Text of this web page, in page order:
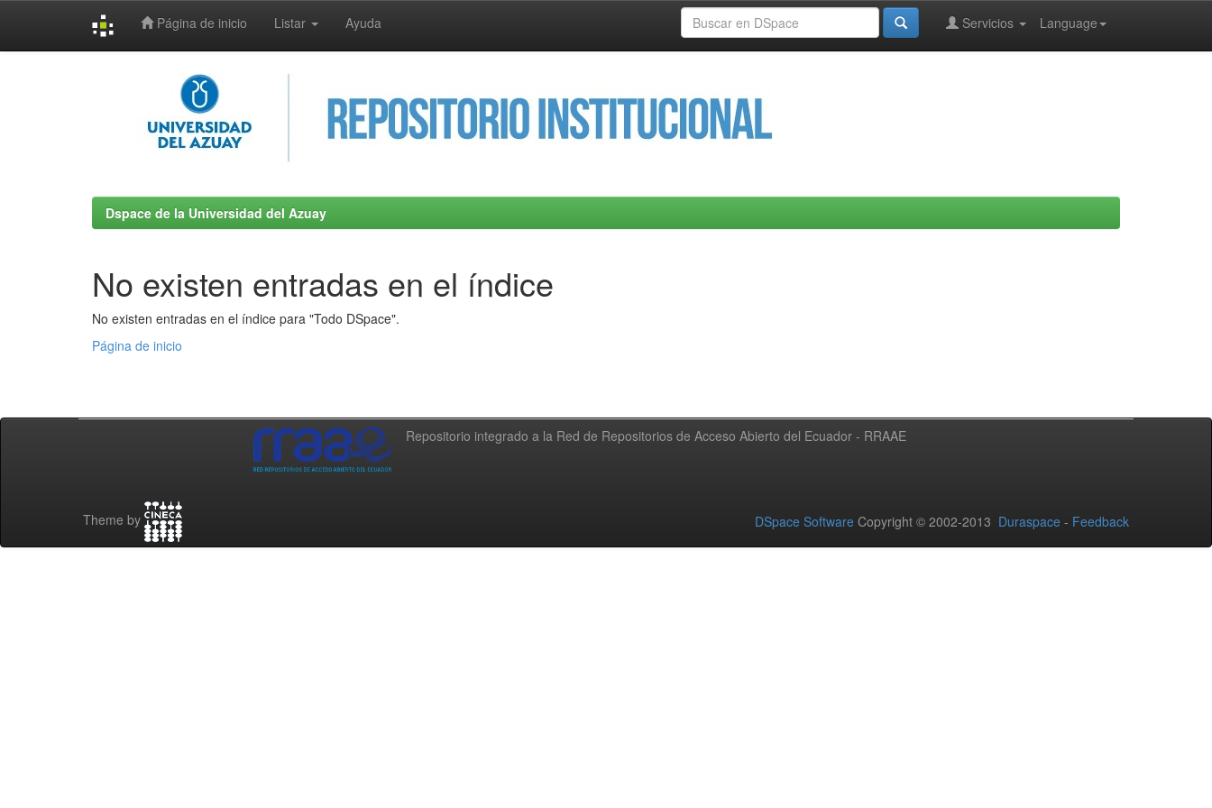
Página de inicio Listar Ayuda Language
Servicios
Dspace de la Universidad del Azuay
No existen entradas en el índice
No existen entradas en el índice para "Todo DSpace".
Página de inicio
Repositorio integrado a la Red de Repositorios de Acceso Abierto del Ecuador - RRAAE
Theme by DSpace Software Copyright © 2002-2013 Duraspace - Feedback